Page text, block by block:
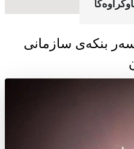
بنکەی سازمانی